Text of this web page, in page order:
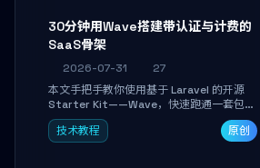
30分钟用Wave搭建带认证与计费的
SaaS骨架
2026-07-31
27
本文手把手教你使用基于 Laravel 的开源
Starter Kit——Wave，快速跑通一套包含
用户认证、订阅计费、角色权限和后台管理
的完整 SaaS 骨架。附带 Stripe 测试支付
技术教程 原创